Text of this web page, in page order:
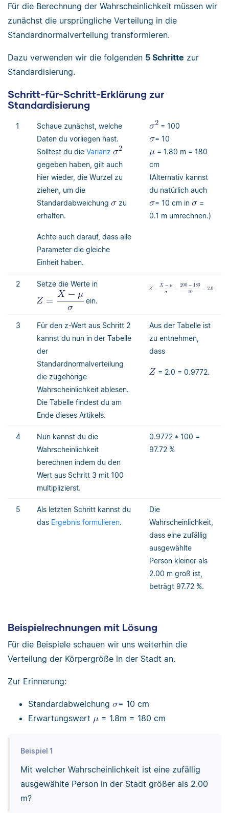
Für die Berechnung der Wahrscheinlichkeit müssen wir
zunächst die ursprüngliche Verteilung in die
Standardnormalverteilung transformieren.
Dazu verwenden wir die folgenden 5 Schritte zur
Standardisierung.
Schritt-für-Schritt-Erklärung zur
Standardisierung
1
Schaue zunächst, welche
Daten du vorliegen hast.
Solltest du die Varianz
gegeben haben, gilt auch
hier wieder, die Wurzel zu
ziehen, um die
Standardabweichung
zu
erhalten.
Achte auch darauf, dass alle
Parameter die gleiche
Einheit haben.
= 100
= 10
= 1.80 m = 180
cm
(Alternativ kannst
du natürlich auch
= 10 cm in
=
0.1 m umrechnen.)
2
Setze die Werte in
ein.
3
Für den z-Wert aus Schritt 2
kannst du nun in der Tabelle
der
Standardnormalverteilung
die zugehörige
Wahrscheinlichkeit ablesen.
Die Tabelle findest du am
Ende dieses Artikels.
Aus der Tabelle ist
zu entnehmen,
dass
= 2.0 = 0.9772.
4
Nun kannst du die
Wahrscheinlichkeit
berechnen indem du den
Wert aus Schritt 3 mit 100
multiplizierst.
0.9772 * 100 =
97.72 %
5
Als letzten Schritt kannst du
das Ergebnis formulieren.
Die
Wahrscheinlichkeit,
dass eine zufällig
ausgewählte
Person kleiner als
2.00 m groß ist,
beträgt 97.72 %.
Beispielrechnungen mit Lösung
Für die Beispiele schauen wir uns weiterhin die
Verteilung der Körpergröße in der Stadt an.
Zur Erinnerung:
Standardabweichung
= 10 cm
Erwartungswert
= 1.8m = 180 cm
Beispiel 1
Mit welcher Wahrscheinlichkeit ist eine zufällig
ausgewählte Person in der Stadt größer als 2.00
m?